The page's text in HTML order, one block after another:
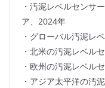
・汚泥レベルセンサ
ア、2024年
・グローバル汚泥レ
・北米の汚泥レベル
・欧州の汚泥レベル
・アジア太平洋の汚